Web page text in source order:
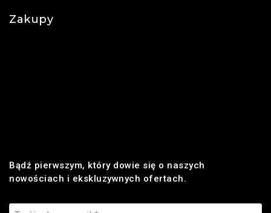
Zakupy
Bądź pierwszym, który dowie się o naszych
nowościach i ekskluzywnych ofertach.